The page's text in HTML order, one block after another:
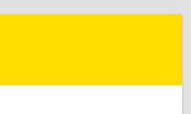
Смоленская обл, Вяземский м. р-н,